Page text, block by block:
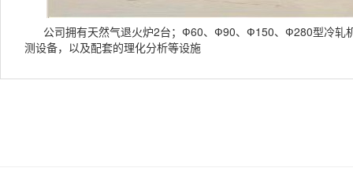
公司拥有天然气退火炉2台；Ф60、Ф90、Ф150、Ф280型冷轧机
测设备，以及配套的理化分析等设施